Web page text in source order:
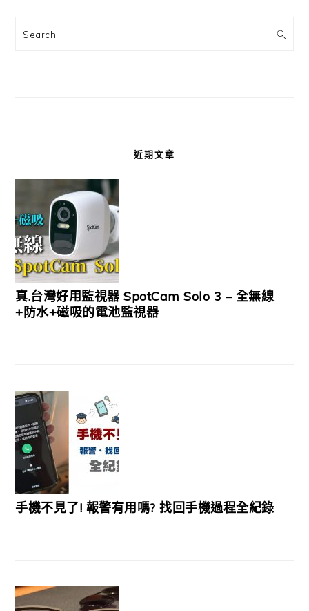
Search
近期文章
真.台灣好用監視器 SpotCam Solo 3 – 全無線
+防水+磁吸的電池監視器
手機不見了! 報警有用嗎? 找回手機過程全紀錄